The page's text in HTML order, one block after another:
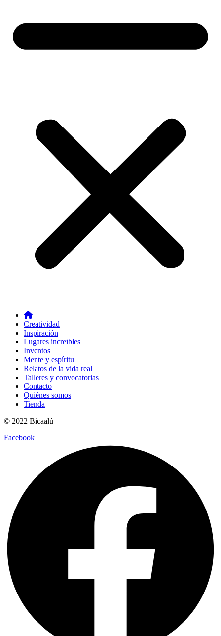
Creatividad
Inspiración
Lugares increíbles
Inventos
Mente y espíritu
Relatos de la vida real
Talleres y convocatorias
Contacto
Quiénes somos
Tienda
© 2022 Bicaalú
Facebook